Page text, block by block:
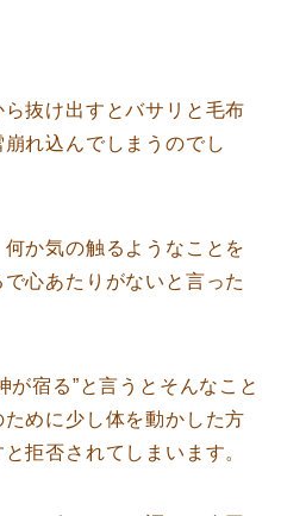
抜け出すとバサリと毛布
れ込んでしまうのでし
か気の触るようなことを
心あたりがないと言った
が宿る”と言うとそんなこと
めに少し体を動かした方
拒否されてしまいます。